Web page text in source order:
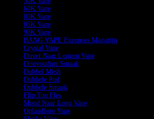
60K Vape
80K Vape
85K Vape
90K Vape
BANG VAPE Europees Magazijn
Crystal Vape
Direct Naar Longen Vape
Drievoudige Smaak
Dubbel Mesh
Dubbele Pod
Dubbele Smaak
Flip Top Fles
Mond Naar Long Vape
Oplaadbare Vape